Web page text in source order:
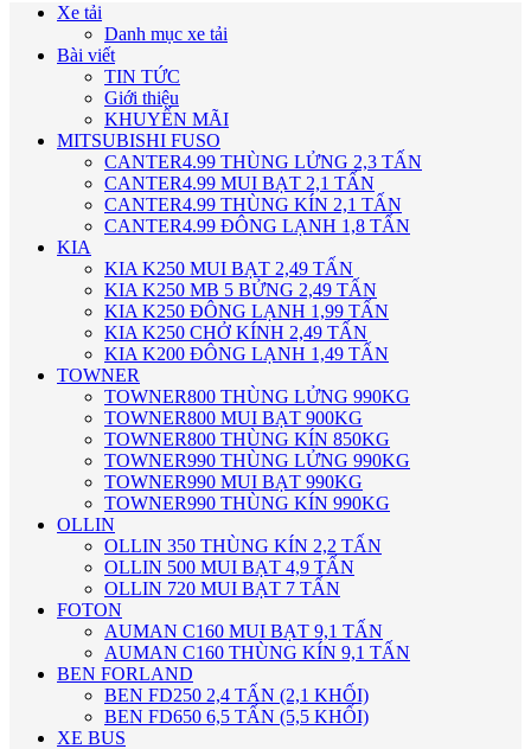
Xe tải
Danh mục xe tải
Bài viết
TIN TỨC
Giới thiệu
KHUYẾN MÃI
MITSUBISHI FUSO
CANTER4.99 THÙNG LỬNG 2,3 TẤN
CANTER4.99 MUI BẠT 2,1 TẤN
CANTER4.99 THÙNG KÍN 2,1 TẤN
CANTER4.99 ĐÔNG LẠNH 1,8 TẤN
KIA
KIA K250 MUI BẠT 2,49 TẤN
KIA K250 MB 5 BỬNG 2,49 TẤN
KIA K250 ĐÔNG LẠNH 1,99 TẤN
KIA K250 CHỞ KÍNH 2,49 TẤN
KIA K200 ĐÔNG LẠNH 1,49 TẤN
TOWNER
TOWNER800 THÙNG LỬNG 990KG
TOWNER800 MUI BẠT 900KG
TOWNER800 THÙNG KÍN 850KG
TOWNER990 THÙNG LỬNG 990KG
TOWNER990 MUI BẠT 990KG
TOWNER990 THÙNG KÍN 990KG
OLLIN
OLLIN 350 THÙNG KÍN 2,2 TẤN
OLLIN 500 MUI BẠT 4,9 TẤN
OLLIN 720 MUI BẠT 7 TẤN
FOTON
AUMAN C160 MUI BẠT 9,1 TẤN
AUMAN C160 THÙNG KÍN 9,1 TẤN
BEN FORLAND
BEN FD250 2,4 TẤN (2,1 KHỐI)
BEN FD650 6,5 TẤN (5,5 KHỐI)
XE BUS